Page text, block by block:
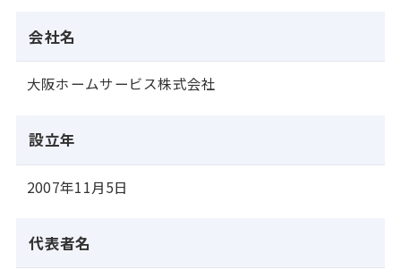
会社名
大阪ホームサービス株式会社
設立年
2007年11月5日
代表者名